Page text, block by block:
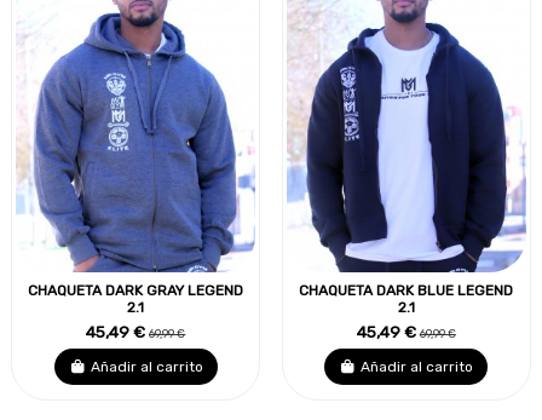
CHAQUETA DARK GRAY LEGEND
2.1
45,49 €69,99 €
Añadir al carrito
CHAQUETA DARK BLUE LEGEND
2.1
45,49 €69,99 €
Añadir al carrito